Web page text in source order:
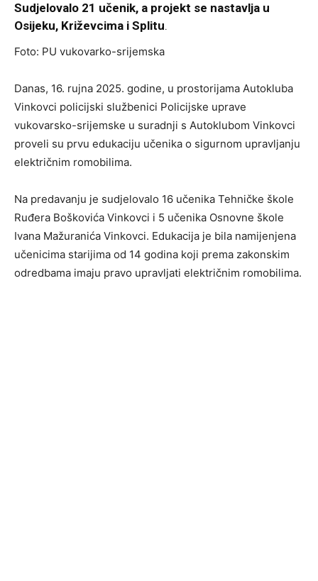
Sudjelovalo 21 učenik, a projekt se nastavlja u
Osijeku, Križevcima i Splitu.
Foto: PU vukovarko-srijemska
Danas, 16. rujna 2025. godine, u prostorijama Autokluba
Vinkovci policijski službenici Policijske uprave
vukovarsko-srijemske u suradnji s Autoklubom Vinkovci
proveli su prvu edukaciju učenika o sigurnom upravljanju
električnim romobilima.
Na predavanju je sudjelovalo 16 učenika Tehničke škole
Ruđera Boškovića Vinkovci i 5 učenika Osnovne škole
Ivana Mažuranića Vinkovci. Edukacija je bila namijenjena
učenicima starijima od 14 godina koji prema zakonskim
odredbama imaju pravo upravljati električnim romobilima.